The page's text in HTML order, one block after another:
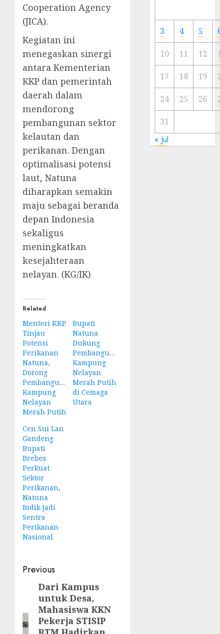
Cooperation Agency
(JICA).
Kegiatan ini
menegaskan sinergi
antara Kementerian
KKP dan pemerintah
daerah dalam
mendorong
pembangunan sektor
kelautan dan
perikanan. Dengan
optimalisasi potensi
laut, Natuna
diharapkan semakin
maju sebagai beranda
depan Indonesia
sekaligus
meningkatkan
kesejahteraan
nelayan. (KG/IK)
Related
Menteri KKP
Tinjau
Potensi
Perikanan
Natuna,
Dorong
Pembangunan
Kampung
Nelayan
Merah Putih
Bupati
Natuna
Dukung
Pembangunan
Kampung
Nelayan
Merah Putih
di Cemaga
Utara
Cen Sui Lan
Gandeng
Bupati
Brebes
Perkuat
Sektor
Perikanan,
Natuna
Bidik Jadi
Sentra
Perikanan
Nasional
Post
navigation
Previous
Previous
post:
Dari Kampus
untuk Desa,
Mahasiswa KKN
Pekerja STISIP
Ibu
Kota
23/11/
3 4 5
10 11 12
17 18 19
24 25 26
31
« Jul